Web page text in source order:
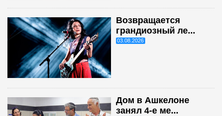
Возвращается
грандиозный ле...
03.08.2026
Дом в Ашкелоне
занял 4-е ме...